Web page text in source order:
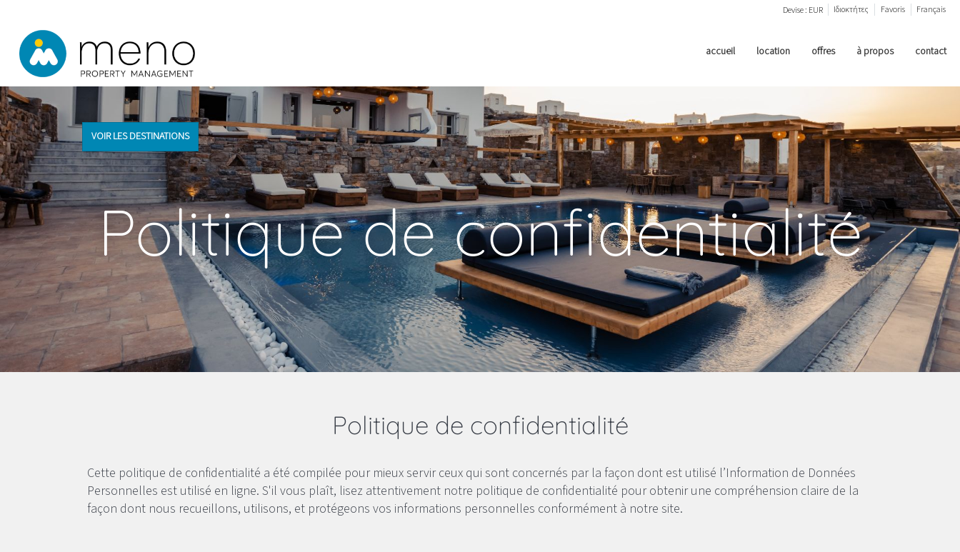
Français
Favoris
Ιδιοκτήτες
Devise : EUR
accueil location offres à propos contact
VOIR LES DESTINATIONS
Politique de confidentialité
Politique de confidentialité
Cette politique de confidentialité a été compilée pour mieux servir ceux qui sont concernés par la façon dont est utilisé l’Information de Données
Personnelles est utilisé en ligne. S'il vous plaît, lisez attentivement notre politique de confidentialité pour obtenir une compréhension claire de la
façon dont nous recueillons, utilisons, et protégeons vos informations personnelles conformément à notre site.